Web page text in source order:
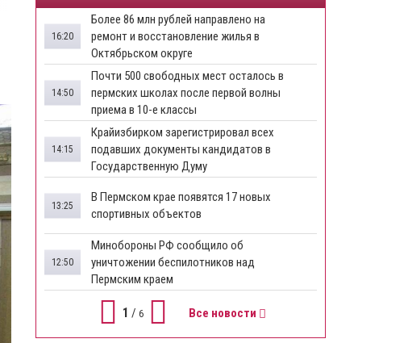
Более 86 млн рублей направлено на
ремонт и восстановление жилья в
Октябрьском округе
16:20
Почти 500 свободных мест осталось в
пермских школах после первой волны
приема в 10-е классы
14:50
Крайизбирком зарегистрировал всех
подавших документы кандидатов в
Государственную Думу
14:15
​В Пермском крае появятся 17 новых
спортивных объектов
13:25
Минобороны РФ сообщило об
уничтожении беспилотников над
Пермским краем
12:50
1 / 6 Все новости